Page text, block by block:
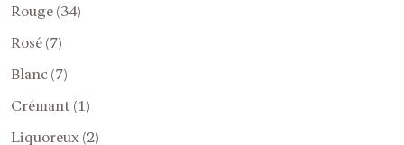
Rouge (34)
Rosé (7)
Blanc (7)
Crémant (1)
Liquoreux (2)